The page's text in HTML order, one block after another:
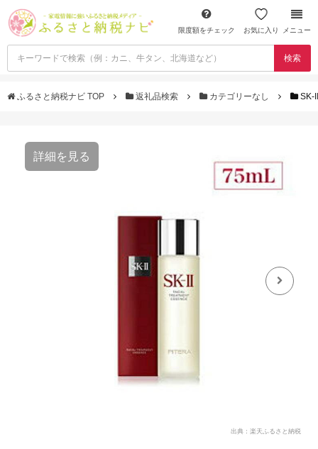
限度額をチェック お気に入り メニュー
検索
ふるさと納税ナビ TOP 返礼品検索 カテゴリーなし SK-
詳細を見る
出典：楽天ふるさと納税